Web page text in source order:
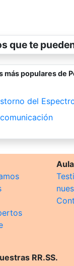
que te
más populares de
del
RR.SS.